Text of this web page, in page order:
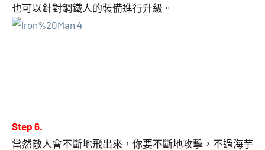
也可以針對鋼鐵人的裝備進行升級。
Step 6.
當然敵人會不斷地飛出來，你要不斷地攻擊，不過海芋